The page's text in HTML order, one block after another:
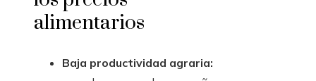
alimentarios
Baja productividad agraria: